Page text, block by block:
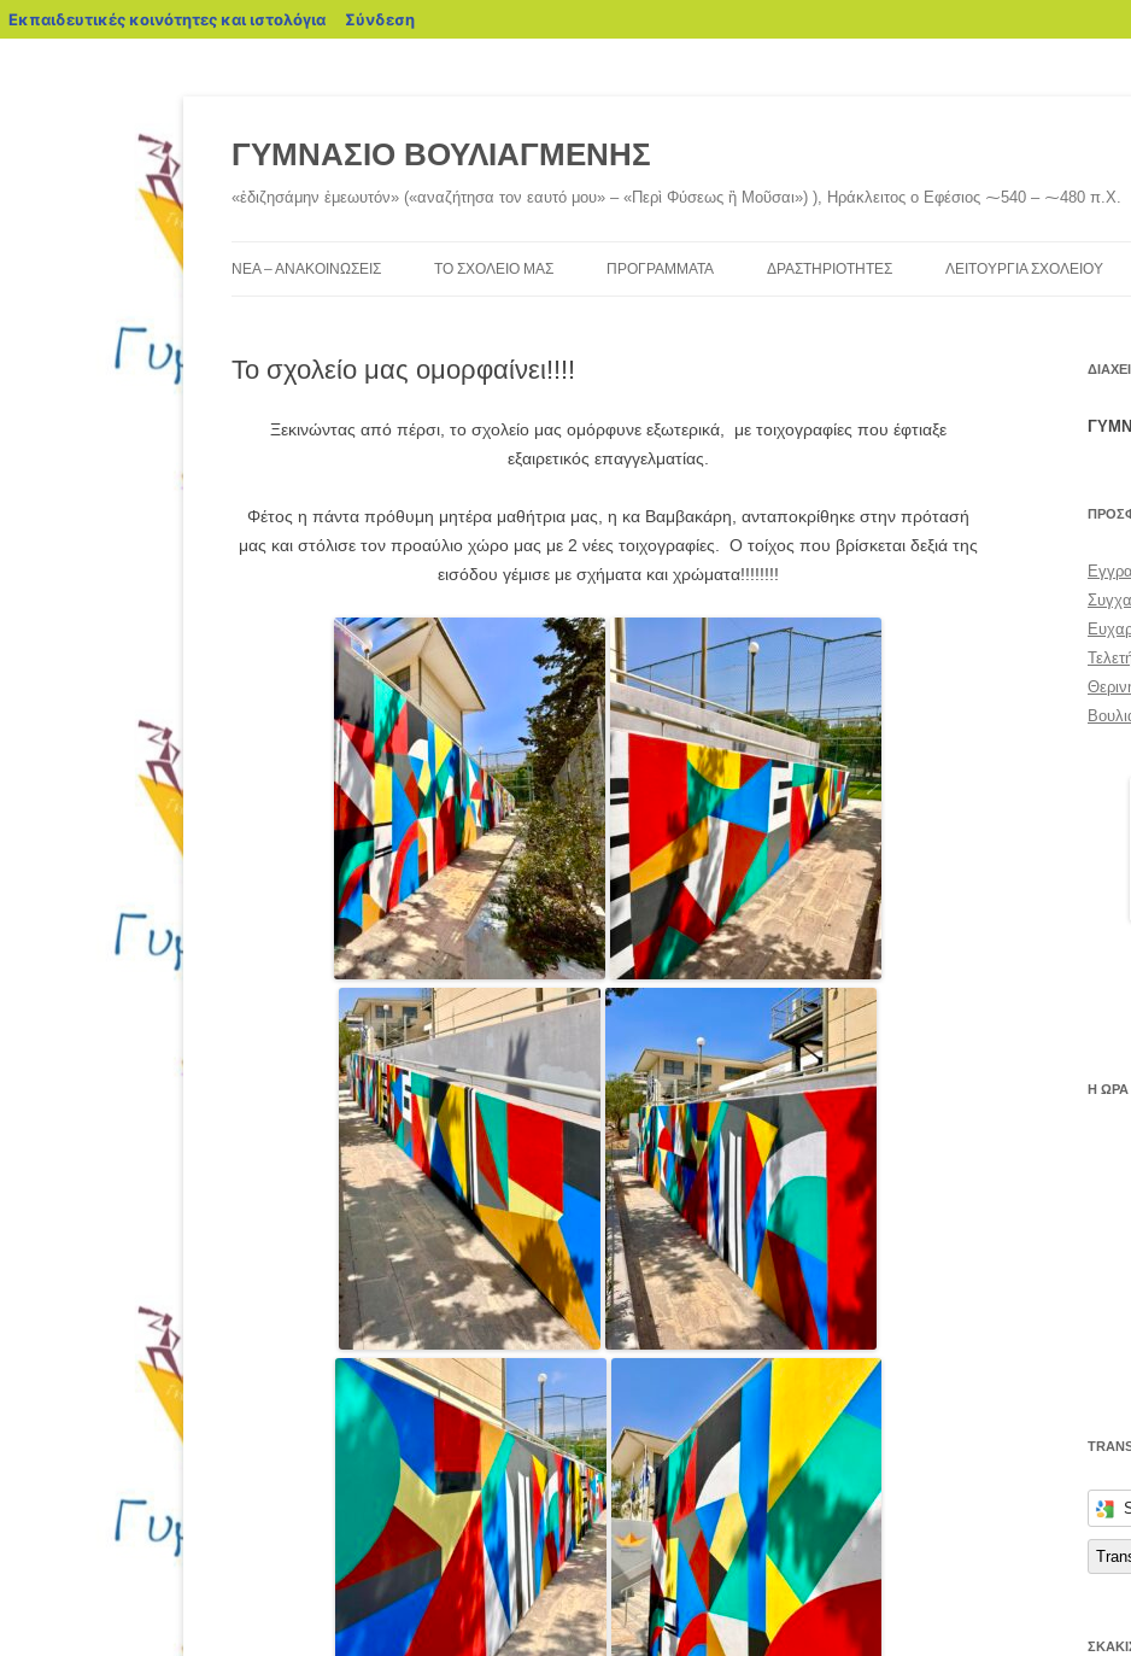
Εκπαιδευτικές κοινότητες και ιστολόγια blogs.sch.gr
Σύνδεση
ΓΥΜΝΑΣΙΟ ΒΟΥΛΙΑΓΜΕΝΗΣ
«ἐδιζησάμην ἐμεωυτόν» («αναζήτησα τον εαυτό μου» – «Περὶ Φύσεως ἢ Μοῦσαι») ), Ηράκλειτος ο Εφέσιος ⁓540 ‒ ⁓480 π.Χ.
ΝΈΑ – ΑΝΑΚΟΙΝΏΣΕΙΣ ΤΟ ΣΧΟΛΕΊΟ ΜΑΣ
ΟΙ ΜΑΘΗΤΈΣ ΜΑΣ
ΣΎΛΛΟΓΟΣ ΓΟΝΈΩΝ ΚΑΙ
ΠΡΟΓΡΆΜΜΑΤΑ
ΏΡΕΣ ΥΠΟΔΟΧΉΣ ΓΟΝΈΩΝ
ΔΡΑΣΤΗΡΙΌΤΗΤΕΣ ΛΕΙΤΟΥΡΓΊΑ ΣΧΟΛΕΊΟΥ
ΚΕΔΑΣΥ
ΩΡΑΡΙΟ ΔΙΔΑΣΚΑΛΙΑΣ
ΑΞΙΟΛΌΓΗΣΗΣ ΣΧΟΛΙΚΉΣ
Το σχολείο μας ομορφαίνει!!!!
Ξεκινώντας από πέρσι, το σχολείο μας ομόρφυνε εξωτερικά, με τοιχογραφίες που έφτιαξε
εξαιρετικός επαγγελματίας.
Φέτος η πάντα πρόθυμη μητέρα μαθήτρια μας, η κα Βαμβακάρη, ανταποκρίθηκε στην πρότασή
μας και στόλισε τον προαύλιο χώρο μας με 2 νέες τοιχογραφίες. Ο τοίχος που βρίσκεται δεξιά της
εισόδου γέμισε με σχήματα και χρώματα!!!!!!!!
Η ΩΡΑ
to